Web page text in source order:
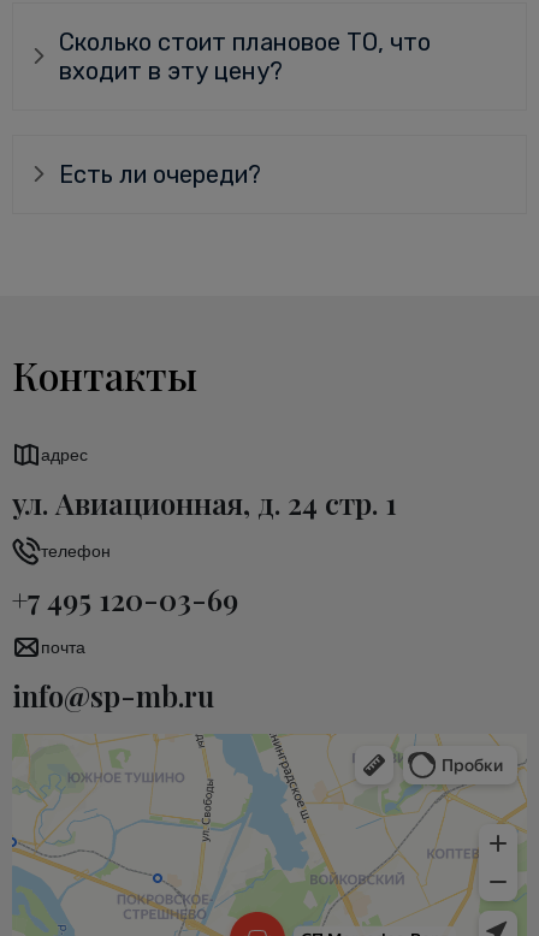
Сколько стоит плановое ТО, что
входит в эту цену?
Есть ли очереди?
Контакты
адрес
ул. Авиационная, д. 24 стр. 1
телефон
+7 495 120-03-69
почта
info@sp-mb.ru